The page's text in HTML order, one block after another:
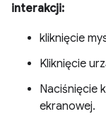
interakcji:
kliknięcie
Kliknięcie
Naciśnięcie
ekranowej.